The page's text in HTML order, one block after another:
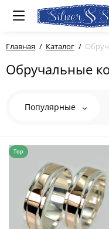
Главная Каталог
Обручальные
Популярные
Top